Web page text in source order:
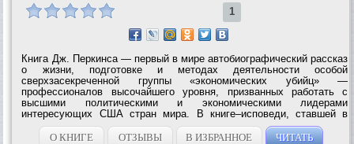
1
Книга Дж. Перкинса — первый в мире автобиографический рассказ
о жизни, подготовке и методах деятельности особой
сверхзасекреченной группы «экономических убийц» —
профессионалов высочайшего уровня, призванных работать с
высшими политическими и экономическими лидерами
интересующих США стран мира. В книге–исповеди, ставшей в
США и Европе бестселлером, Дж. Перкинс раскрывает тайные
пружины мировой экономической политики,...
О КНИГЕ ОТЗЫВЫ В ИЗБРАННОЕ ЧИТАТЬ